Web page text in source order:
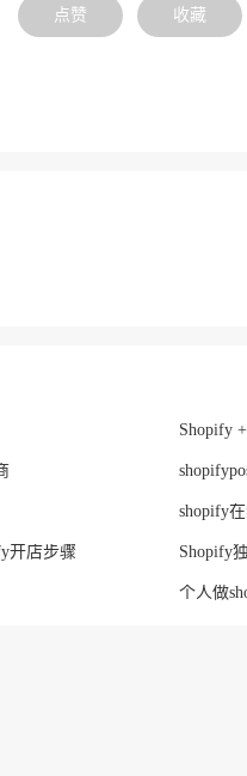
点赞 收藏
Shopify
shopify
开店步骤 Shopify
个人做